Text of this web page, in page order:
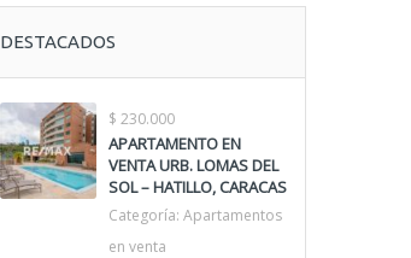
DESTACADOS
$ 230.000
APARTAMENTO EN
VENTA URB. LOMAS DEL
SOL – HATILLO, CARACAS
Categoría: Apartamentos
en venta